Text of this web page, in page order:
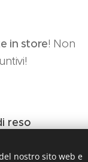
in store! Non
reso
nostro sito web e